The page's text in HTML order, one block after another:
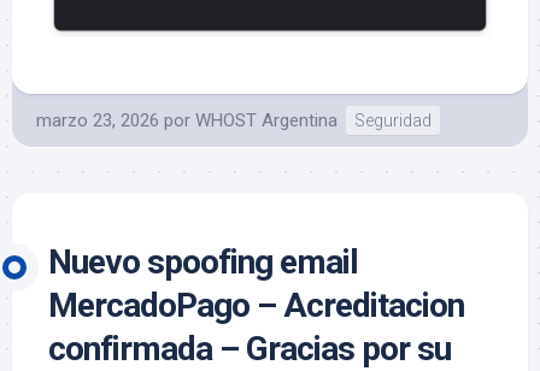
marzo 23, 2026 por WHOST Argentina Seguridad
Nuevo spoofing email
MercadoPago – Acreditacion
confirmada – Gracias por su